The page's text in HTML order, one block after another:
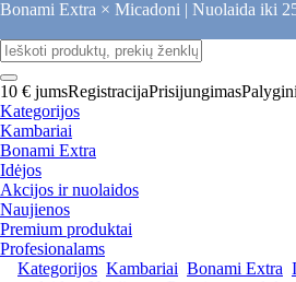
Bonami Extra × Micadoni | Nuolaida iki
10 € jumsRegistracijaPrisijungimas
Kategorijos
Kambariai
Bonami Extra
Idėjos
Akcijos ir nuolaidos
Naujienos
Premium produktai
Profesionalams
Kategorijos Kambariai Bonami Extra